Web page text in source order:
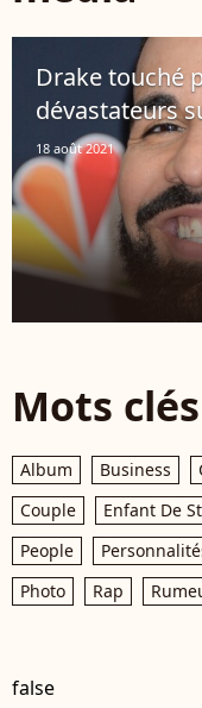
Drake touché
dévastateurs
18 août 2021
Mots clés
Album Business
Couple
Enfant De
People
Photo
Rap
false